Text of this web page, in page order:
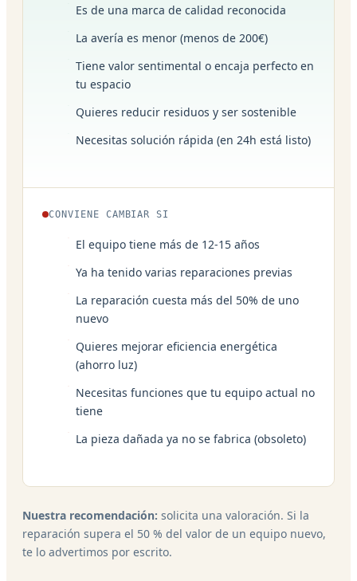
Es de una marca de calidad reconocida
La avería es menor (menos de 200€)
Tiene valor sentimental o encaja perfecto en
tu espacio
Quieres reducir residuos y ser sostenible
Necesitas solución rápida (en 24h está listo)
CONVIENE CAMBIAR SI
El equipo tiene más de 12-15 años
Ya ha tenido varias reparaciones previas
La reparación cuesta más del 50% de uno
nuevo
Quieres mejorar eficiencia energética
(ahorro luz)
Necesitas funciones que tu equipo actual no
tiene
La pieza dañada ya no se fabrica (obsoleto)
Nuestra recomendación: solicita una valoración. Si la
reparación supera el 50 % del valor de un equipo nuevo,
te lo advertimos por escrito.